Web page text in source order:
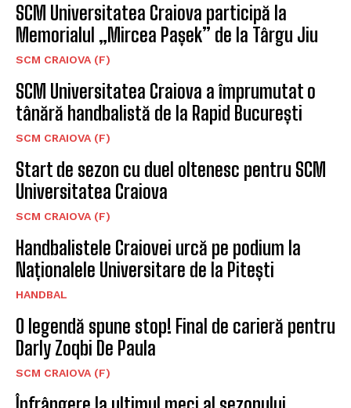
SCM Universitatea Craiova participă la
Memorialul „Mircea Pașek” de la Târgu Jiu
SCM CRAIOVA (F)
SCM Universitatea Craiova a împrumutat o
tânără handbalistă de la Rapid București
SCM CRAIOVA (F)
Start de sezon cu duel oltenesc pentru SCM
Universitatea Craiova
SCM CRAIOVA (F)
Handbalistele Craiovei urcă pe podium la
Naționalele Universitare de la Pitești
HANDBAL
O legendă spune stop! Final de carieră pentru
Darly Zoqbi De Paula
SCM CRAIOVA (F)